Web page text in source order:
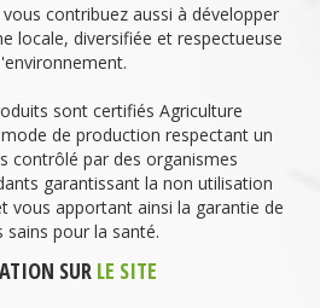
contribuez aussi à développer
locale, diversifiée et respectueuse
sont certifiés Agriculture
de production respectant un
contrôlé par des organismes
garantissant la non utilisation
vous apportant ainsi la garantie de
sains pour la santé.
SUR LE SITE